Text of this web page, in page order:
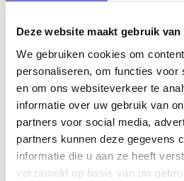
Deze website maakt gebruik van
We gebruiken cookies om
personaliseren, om functies voor
en om ons websiteverkeer te
informatie over uw gebruik van
partners voor social media,
partners kunnen deze gegevens
informatie die u aan ze heeft
verzameld op basis van uw
Offerte
Op
Specificaties
Ladekasten